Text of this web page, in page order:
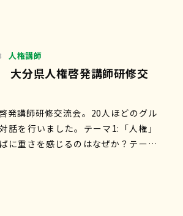
人権講師
大分県人権啓発講師研修交
発講師研修交流会。20人ほどのグル
話を行いました。テーマ1:「人権」
に重さを感じるのはなぜか？テーマ